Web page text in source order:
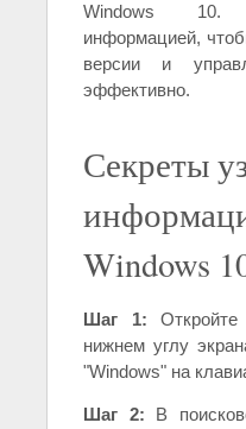
Windows 10.
информацией,
версии и
эффективно.
Секреты
Windows
Шаг 1:
нижнем углу
"Windows" на
Шаг 2: В